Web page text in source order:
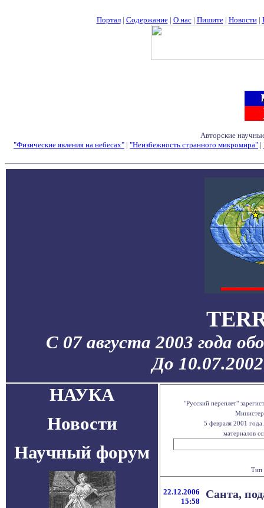
Портал| Содержание| О нас| Пишите| Новости|
Авторские
"Физические явления на небесах" | "Неизбежность странного микромира" |
С 07 августа 2003 года
До
НАУКА
Новости
Научный форум
"Русский переплет"
5 февраля 2001
материалов
Тип
22.12.2006
15:58
Санта,